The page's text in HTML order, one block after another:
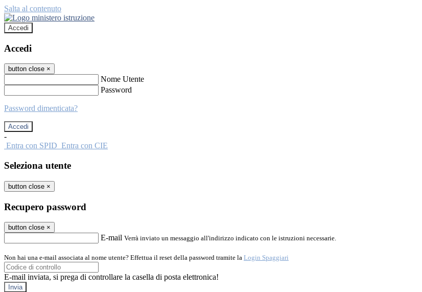
Salta al contenuto
Accedi
Accedi
button close ×
Nome Utente
Password
Password dimenticata?
-
Entra con SPID Entra con CIE
Seleziona utente
button close ×
Recupero password
button close ×
E-mail Verrà inviato un messaggio all'indirizzo indicato con le istruzioni necessarie.
Non hai una e-mail associata al nome utente? Effettua il reset della password tramite la Login Spaggiari
E-mail inviata, si prega di controllare la casella di posta elettronica!